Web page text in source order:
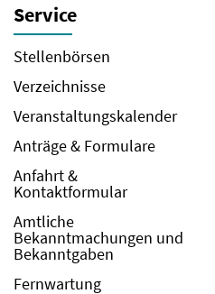
Service
Stellenbörsen
Verzeichnisse
Veranstaltungskalender
Anträge & Formulare
Anfahrt &
Kontaktformular
Amtliche
Bekanntmachungen und
Bekanntgaben
Fernwartung